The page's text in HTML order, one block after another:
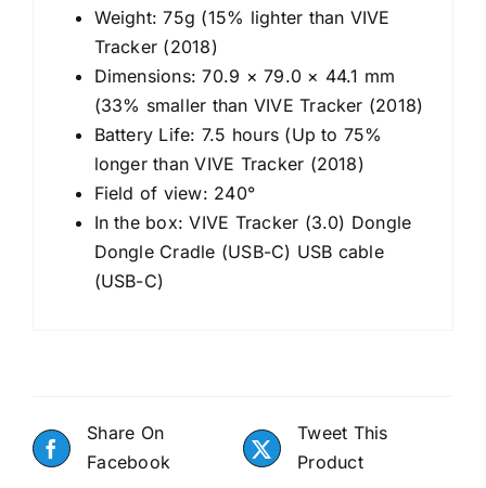
Weight: 75g (15% lighter than VIVE
Tracker (2018)
Dimensions: 70.9 × 79.0 × 44.1 mm
(33% smaller than VIVE Tracker (2018)
Battery Life: 7.5 hours (Up to 75%
longer than VIVE Tracker (2018)
Field of view: 240°
In the box: VIVE Tracker (3.0) Dongle
Dongle Cradle (USB-C) USB cable
(USB-C)
Share On
Facebook
Tweet This
Product